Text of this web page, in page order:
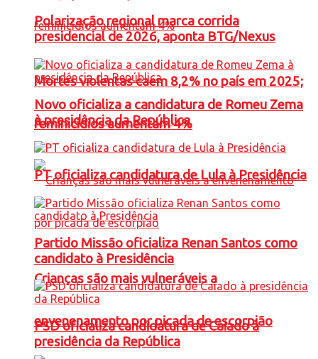
Mortes violentas caem 8,2% no país em 2025;
feminicídios aumentam 4%
Crianças são mais vulneráveis a
envenenamento por picada de escorpião
Polarização regional marca corrida
presidencial de 2026, aponta BTG/Nexus
Novo oficializa a candidatura de Romeu Zema
à presidência da República
PT oficializa candidatura de Lula à Presidência
Partido Missão oficializa Renan Santos como
candidato à Presidência
PSD oficializa candidatura de Caiado à
presidência da República